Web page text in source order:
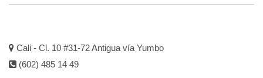
Cali - Cl. 10 #31-72 Antigua vía Yumbo
(602) 485 14 49